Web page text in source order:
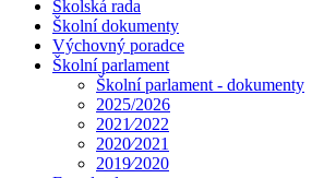
Školská rada
Školní dokumenty
Výchovný poradce
Školní parlament
Školní parlament - dokumenty
2025/2026
2021⁄2022
2020⁄2021
2019⁄2020